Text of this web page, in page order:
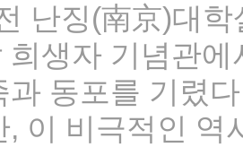
난징(南京)대
희생자 기념관
과 동포를 기렸
, 이 비극적인 역